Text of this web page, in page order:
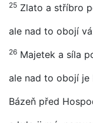
25 Zlato a stříbro
ale nad to obojí
26 Majetek a síla
ale nad to obojí je
Bázeň před